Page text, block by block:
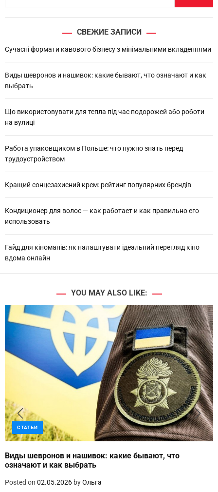
:
СВЕЖИЕ ЗАПИСИ
Сучасні формати кавового бізнесу з мінімальними вкладеннями
Виды шевронов и нашивок: какие бывают, что означают и как
выбрать
Що використовувати для тепла під час подорожей або роботи
на вулиці
Работа упаковщиком в Польше: что нужно знать перед
трудоустройством
Кращий сонцезахисний крем: рейтинг популярних брендів
Кондиционер для волос — как работает и как правильно его
использовать
Гайд для кіноманів: як налаштувати ідеальний перегляд кіно
вдома онлайн
YOU MAY ALSO LIKE:
СТАТЬИ
Виды шевронов и нашивок: какие бывают, что
означают и как выбрать
Posted on 02.05.2026 byОльга